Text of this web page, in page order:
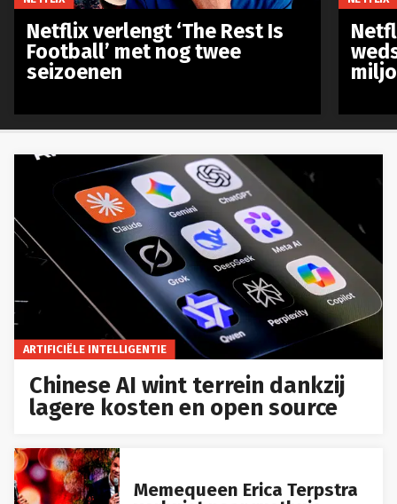
ARTIFICIËLE INTELLIGENTIE
Chinese AI wint terrein dankzij
lagere kosten en open source
Memequeen Erica Terpstra
Netflix verlengt ‘The Rest Is
Football’ met nog twee
seizoenen